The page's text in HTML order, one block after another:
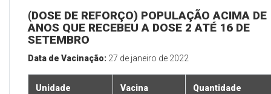
(DOSE DE REFORÇO) POPULAÇÃO ACIMA DE
ANOS QUE RECEBEU A DOSE 2 ATÉ 16 DE
SETEMBRO
Data de Vacinação: 27 de janeiro de 2022
Unidade Vacina Quantidade